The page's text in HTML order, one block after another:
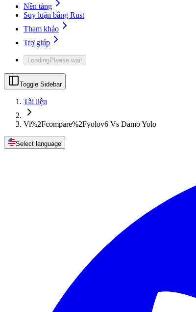
Nền tảng
Suy luận bằng Rust
Tham khảo
Trợ giúp
LoadingPlease wait
Toggle Sidebar
Tài liệu
Vi%2Fcompare%2Fyolov6 Vs Damo Yolo
Select language